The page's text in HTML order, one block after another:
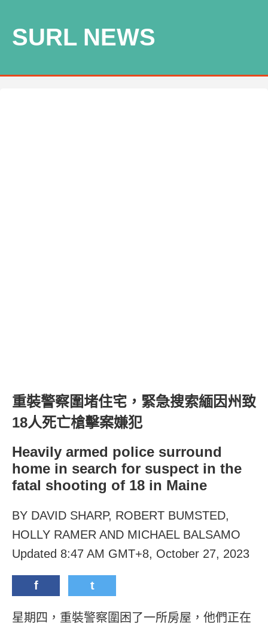
SURL NEWS
重裝警察圍堵住宅，緊急搜索緬因州致
18人死亡槍擊案嫌犯
Heavily armed police surround
home in search for suspect in the
fatal shooting of 18 in Maine
BY DAVID SHARP, ROBERT BUMSTED,
HOLLY RAMER AND MICHAEL BALSAMO
Updated 8:47 AM GMT+8, October 27, 2023
f t
星期四，重裝警察圍困了一所房屋，他們正在